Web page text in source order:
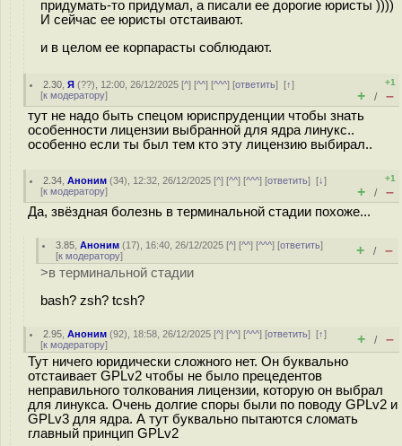
придумать-то придумал, а писали ее дорогие юристы ))))
И сейчас ее юристы отстаивают.
и в целом ее корпарасты соблюдают.
2.30 ,Я (??), 12:00, 26/12/2025 [^] [^^] [^^^] [ответить][↑]
[к модератору]
+1
+ / –
тут не надо быть спецом юриспруденции чтобы знать
особенности лицензии выбранной для ядра линукс..
особенно если ты был тем кто эту лицензию выбирал..
2.34 ,Аноним (34), 12:32, 26/12/2025 [^] [^^] [^^^] [ответить][↓]
[к модератору]
+1
+ / –
Да, звёздная болезнь в терминальной стадии похоже...
3.85 ,Аноним (17), 16:40, 26/12/2025 [^] [^^] [^^^] [ответить]
[к модератору] + / –
>в терминальной стадии
bash? zsh? tcsh?
2.95 ,Аноним (92), 18:58, 26/12/2025 [^] [^^] [^^^] [ответить][↑]
[к модератору] + / –
Тут ничего юридически сложного нет. Он буквально
отстаивает GPLv2 чтобы не было прецедентов
неправильного толкования лицензии, которую он выбрал
для линукса. Очень долгие споры были по поводу GPLv2 и
GPLv3 для ядра. А тут буквально пытаются сломать
главный принцип GPLv2